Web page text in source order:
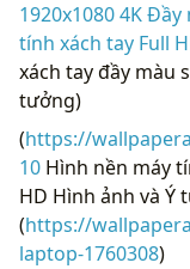
1920x1080 4K
tính xách tay Full
xách tay đầy màu
tưởng)
(https://
10 Hình nền máy
HD Hình ảnh và Ý
(https://
laptop-1760308)